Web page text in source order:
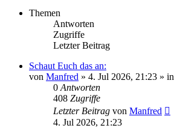
Themen
Antworten
Zugriffe
Letzter Beitrag
Schaut Euch das an:
von Manfred » 4. Jul 2026, 21:23 » in
0 Antworten
408 Zugriffe
Letzter Beitrag von Manfred
4. Jul 2026, 21:23